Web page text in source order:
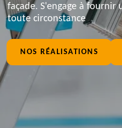
façade. S'engage à
toute circonstance
NOS RÉALISATIONS